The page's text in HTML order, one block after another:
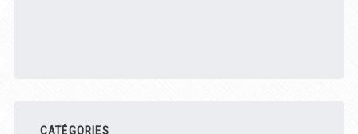
CATÉGORIES